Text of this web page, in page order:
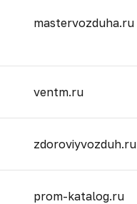
mastervozduha.ru
ventm.ru
zdoroviyvozduh.ru
prom-katalog.ru